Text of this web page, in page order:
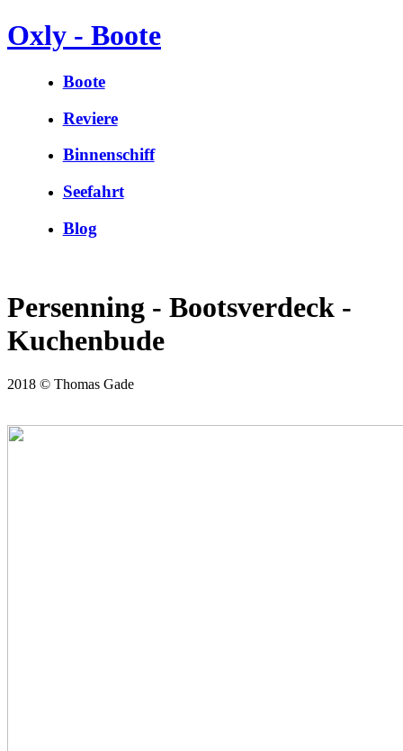
Oxly - Boote
Boote
Reviere
Binnenschiff
Seefahrt
Blog
Persenning - Bootsverdeck -
Kuchenbude
2018 © Thomas Gade